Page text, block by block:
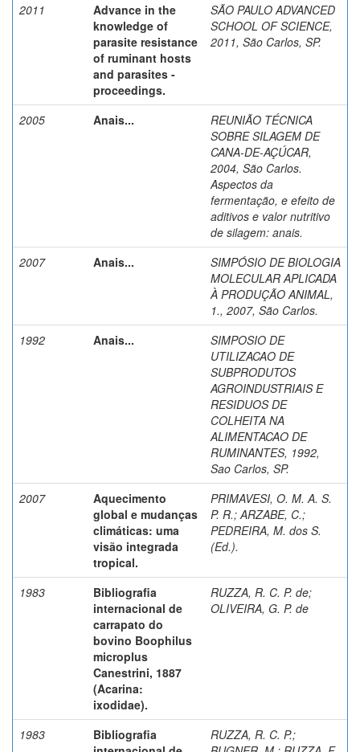
2011
Advance in the
knowledge of
parasite resistance
of ruminant hosts
and parasites -
proceedings.
SÃO PAULO ADVANCED
SCHOOL OF SCIENCE,
2011, São Carlos, SP.
2005 Anais...
REUNIÃO TÉCNICA
SOBRE SILAGEM DE
CANA-DE-AÇÚCAR,
2004, São Carlos.
Aspectos da
fermentação, e efeito de
aditivos e valor nutritivo
de silagem: anais.
2007
Anais...
SIMPÓSIO DE BIOLOGIA
MOLECULAR APLICADA
À PRODUÇÃO ANIMAL,
1., 2007, São Carlos.
1992
Anais...
SIMPOSIO DE
UTILIZACAO DE
SUBPRODUTOS
AGROINDUSTRIAIS E
RESIDUOS DE
COLHEITA NA
ALIMENTACAO DE
RUMINANTES, 1992,
Sao Carlos, SP.
2007
Aquecimento
global e mudanças
climáticas: uma
visão integrada
tropical.
PRIMAVESI, O. M. A. S.
P. R.; ARZABE, C.;
PEDREIRA, M. dos S.
(Ed.).
1983
Bibliografia
internacional de
carrapato do
bovino Boophilus
microplus
Canestrini, 1887
(Acarina:
ixodidae).
RUZZA, R. C. P. de;
OLIVEIRA, G. P. de
1983
Bibliografia
RUZZA, R. C. P.;